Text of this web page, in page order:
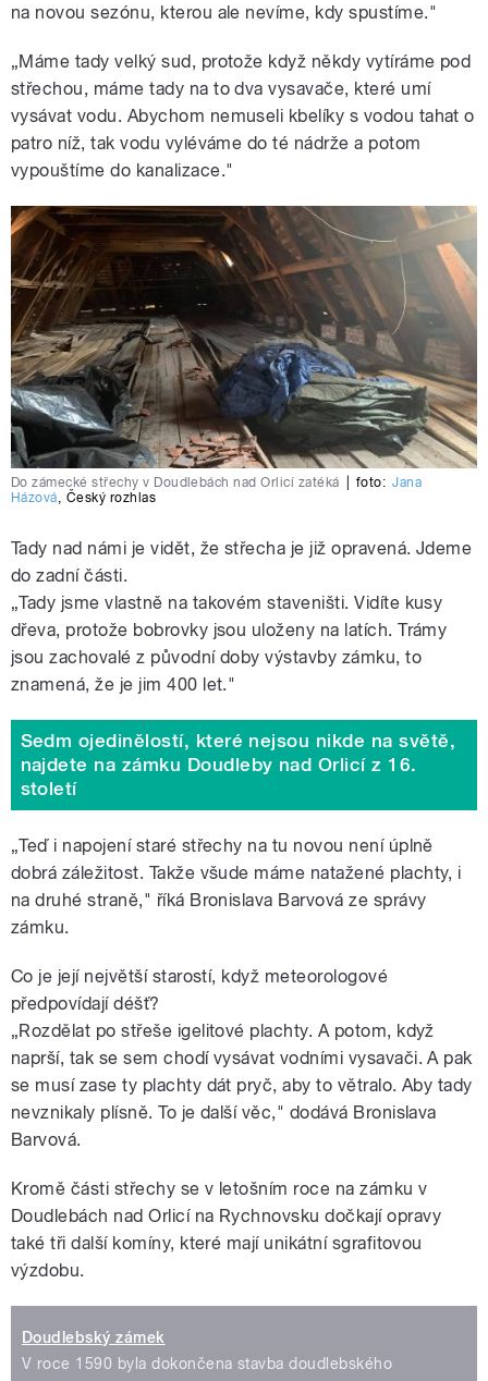
na novou sezónu, kterou ale nevíme, kdy spustíme."
„Máme tady velký sud, protože když někdy vytíráme pod
střechou, máme tady na to dva vysavače, které umí
vysávat vodu. Abychom nemuseli kbelíky s vodou tahat o
patro níž, tak vodu vyléváme do té nádrže a potom
vypouštíme do kanalizace."
Do zámecké střechy v Doudlebách nad Orlicí zatéká foto: Jana
Házová, Český rozhlas
Tady nad námi je vidět, že střecha je již opravená. Jdeme
do zadní části.
„Tady jsme vlastně na takovém staveništi. Vidíte kusy
dřeva, protože bobrovky jsou uloženy na latích. Trámy
jsou zachovalé z původní doby výstavby zámku, to
znamená, že je jim 400 let."
Sedm ojedinělostí, které nejsou nikde na světě,
najdete na zámku Doudleby nad Orlicí z 16.
století
„Teď i napojení staré střechy na tu novou není úplně
dobrá záležitost. Takže všude máme natažené plachty, i
na druhé straně," říká Bronislava Barvová ze správy
zámku.
Co je její největší starostí, když meteorologové
předpovídají déšť?
„Rozdělat po střeše igelitové plachty. A potom, když
naprší, tak se sem chodí vysávat vodními vysavači. A pak
se musí zase ty plachty dát pryč, aby to větralo. Aby tady
nevznikaly plísně. To je další věc," dodává Bronislava
Barvová.
Kromě části střechy se v letošním roce na zámku v
Doudlebách nad Orlicí na Rychnovsku dočkají opravy
také tři další komíny, které mají unikátní sgrafitovou
výzdobu.
Doudlebský zámek
V roce 1590 byla dokončena stavba doudlebského